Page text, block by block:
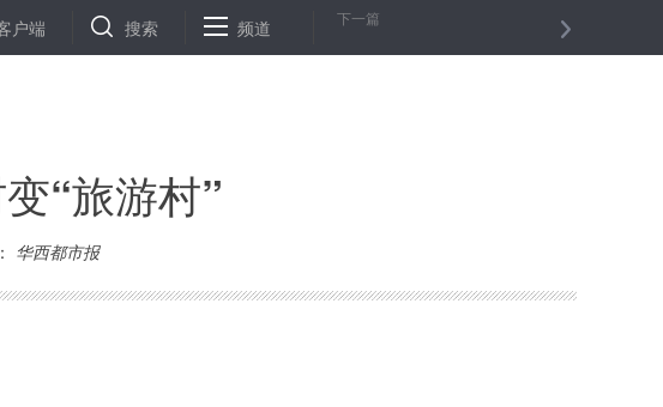
元扣2分 央行定向降准利好刺激 A股能否一举拿下3400点 中央办公厅编辑
户端 搜索 频道 下一篇
“旅游村”
华西都市报